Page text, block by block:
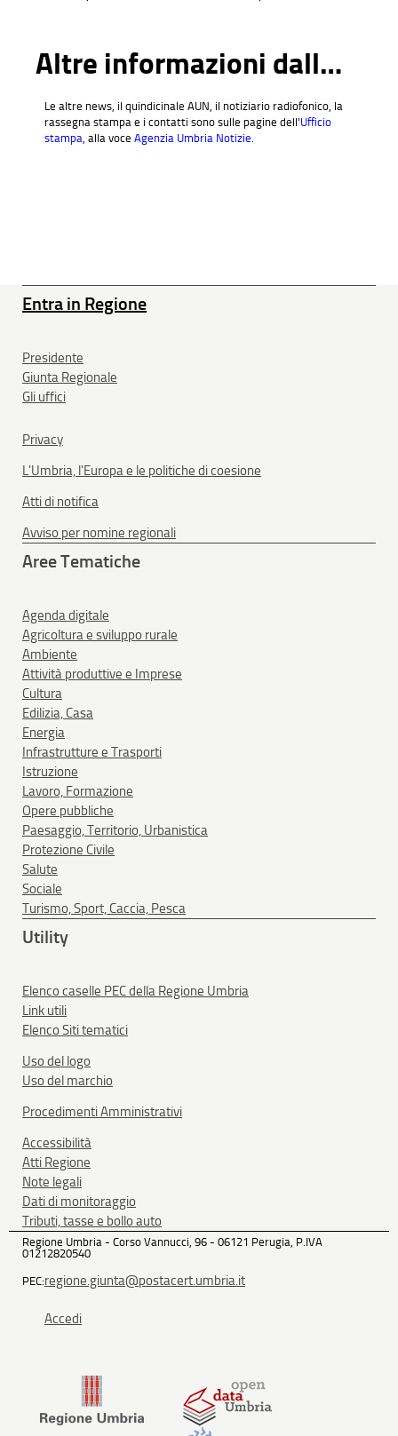
Altre informazioni dall'Ufficio stampa
Le altre news, il quindicinale AUN, il notiziario radiofonico, la
rassegna stampa e i contatti sono sulle pagine dell'Ufficio
stampa , alla voce Agenzia Umbria Notizie
Entra in Regione
Presidente
Giunta Regionale
Gli uffici
Privacy
L'Umbria, l'Europa e le politiche di coesione
Atti di notifica
Avviso per nomine regionali
Aree Tematiche
Agenda digitale
Agricoltura e sviluppo rurale
Ambiente
Attività produttive e Imprese
Cultura
Edilizia, Casa
Energia
Infrastrutture e Trasporti
Istruzione
Lavoro, Formazione
Opere pubbliche
Paesaggio, Territorio, Urbanistica
Protezione Civile
Salute
Sociale
Turismo, Sport, Caccia, Pesca
Utility
Elenco caselle PEC della Regione Umbria
Link utili
Elenco Siti tematici
Uso del logo
Uso del marchio
Procedimenti Amministrativi
Accessibilità
Atti Regione
Note legali
Dati di monitoraggio
Tributi, tasse e bollo auto
Regione Umbria - Corso Vannucci, 96 - 06121 Perugia, P.IVA
01212820540
PEC:regione.giunta@postacert.umbria.it
Accedi